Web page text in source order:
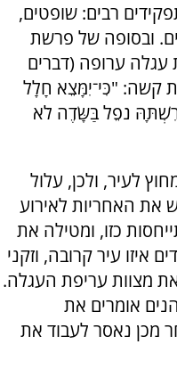
רבים: שופטים,
ובסופה של פרשת
עגלה ערופה (דברים
קשה: "כִּי־יִמָּצֵא חָלָל
נֹפֵל בַּשָּׂדֶה לֹא
לעיר, ולכן, עלול
את האחריות לאירוע
כזו, ומטילה את
איזו עיר קרובה, וזקני
מצוות עריפת העגלה.
אומרים את
מכן נאסר לעבוד את